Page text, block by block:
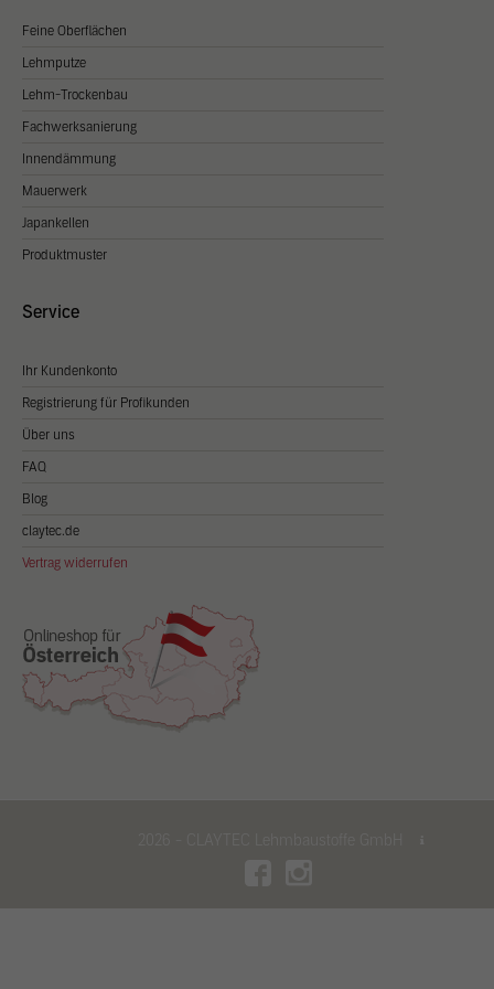
Feine Oberflächen
Lehmputze
Lehm-Trockenbau
Fachwerksanierung
Innendämmung
Mauerwerk
Japankellen
Produktmuster
Service
Ihr Kundenkonto
Registrierung für Profikunden
Über uns
FAQ
Blog
claytec.de
Vertrag widerrufen